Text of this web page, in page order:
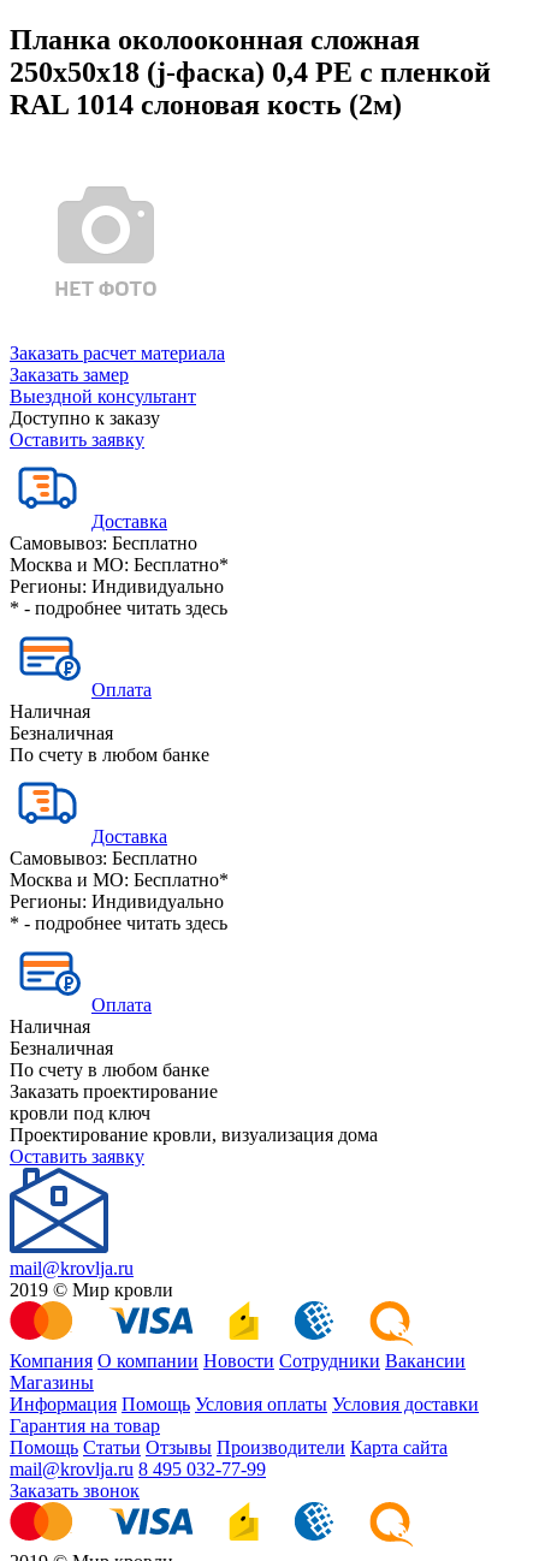
Планка околооконная сложная
250х50х18 (j-фаска) 0,4 PE с пленкой
RAL 1014 слоновая кость (2м)
Заказать расчет материала
Заказать замер
Выездной консультант
Доступно к заказу
Оставить заявку
Доставка
Самовывоз: Бесплатно
Москва и МО: Бесплатно*
Регионы: Индивидуально
* - подробнее читать здесь
Оплата
Наличная
Безналичная
По счету в любом банке
Доставка
Самовывоз: Бесплатно
Москва и МО: Бесплатно*
Регионы: Индивидуально
* - подробнее читать здесь
Оплата
Наличная
Безналичная
По счету в любом банке
Заказать проектирование
кровли под ключ
Проектирование кровли, визуализация дома
Оставить заявку
mail@krovlja.ru
2019 © Мир кровли
Компания О компании Новости Сотрудники Вакансии
Магазины
Информация Помощь Условия оплаты Условия доставки
Гарантия на товар
Помощь Статьи Отзывы Производители Карта сайта
mail@krovlja.ru 8 495 032-77-99
Заказать звонок